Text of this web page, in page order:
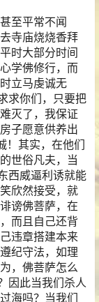
至平常不闻
寺庙烧烧香拜
时大部分时间
学佛修行，而
立马虔诚无
求你们，只要把
灭了，我保证
子愿意供养出
！其实，在他们
世俗凡夫，当
西威逼利诱就能
欣然接受，就
谤佛菩萨，在
而且自己还背
违章搭建本来
纪守法，如理
，佛菩萨怎么
因此当我们杀人
海吗？当我们